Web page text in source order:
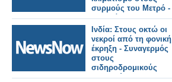
Απριλίου 2026…
συρμούς του Μετρό -
Τι αλλάζει στους
συρμούς
Ινδία: Στους οκτώ οι
νεκροί από τη φονική
έκρηξη - Συναγερμός
στους
σιδηροδρομικούς
σταθμούς